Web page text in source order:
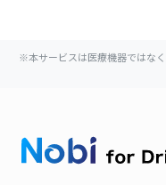
※本サービスは医療機器ではな